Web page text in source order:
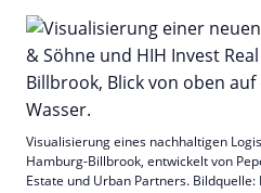
Visualisierung eines nachhaltigen
Hamburg-Billbrook, entwickelt von
Estate und Urban Partners. Bildquelle: